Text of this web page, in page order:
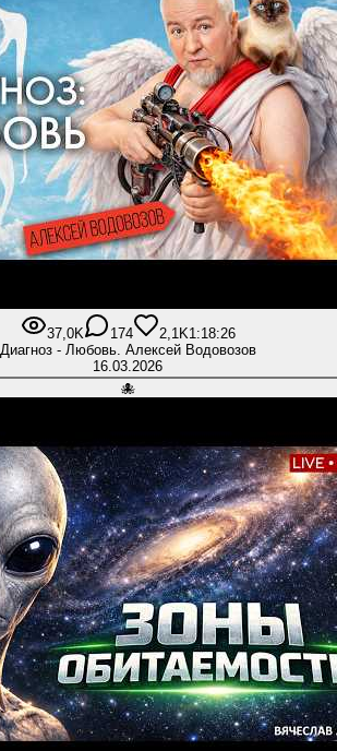
37,0K 174 2,1K1:18:26
Диагноз - Любовь. Алексей Водовозов
16.03.2026
🐙